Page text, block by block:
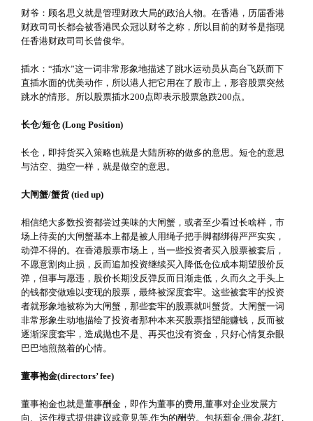
财爷：顾名思义就是管理财政大局的政治人物。在香港，历届香港
财政司司长都会被香港民众冠以财爷之称，所以目前的财爷是指现
任香港财政司司长曾俊华。
插水：“插水”这一词非常形象地描述了跳水运动员从高台飞跃而下
直插水面的优美动作，所以港人把它用在了股市上，形容股票突然
跳水的情形。所以股票插水200点即表示股票急跌200点。
长仓/短仓 (Long Position)
长仓，即持货买入策略也就是大陆所称的做多的意思。短仓的意思
与沽空、抛空一样，就是做空的意思。
大闸蟹/蟹货 (tied up)
相信绝大多数投资都尝过美味的大闸蟹，或者至少看过长啥样，市
场上待卖的大闸蟹基本上都是被人用绳子把手脚都绑得严严实实，
动弹不得的。在香港股票市场上，当一些投资者买入股票被套后，
不愿意割肉止损，反而追加投资继续买入降低仓位成本期望股价反
弹，但事与愿违，股价长期没反弹反而日渐走低，久而久之手头上
的钱都变做难以变现的股票，最终被深度套牢。这些被套牢的投资
者就形象地被称为大闸蟹，那些套牢的股票就叫蟹货。大闸蟹一词
非常形象生动地描绘了投资者那种本来买股票指望能赚钱，反而被
逐渐深度套牢，造成抛也不是、再买也没有资金，只好心情复杂眼
巴巴地煎熬着的心情。
董事袍金(directors’ fee)
董事袍金也就是董事酬金，即作为董事的费用,董事对企业发展方
向、运作模式提供建议或意见等,作为的酬劳。包括薪金,佣金,花红,